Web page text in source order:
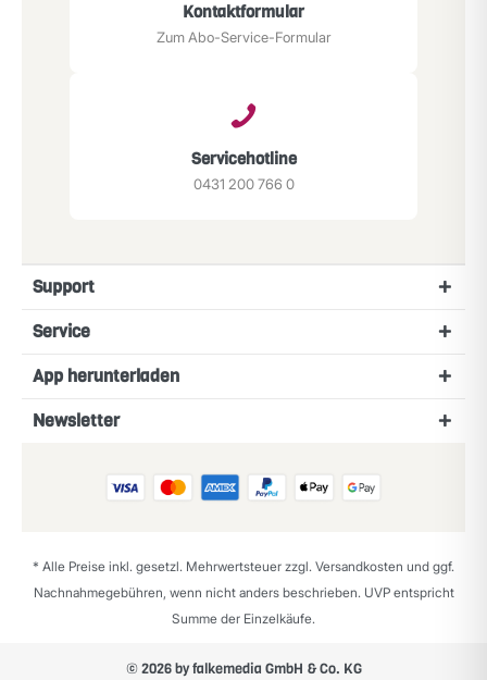
Kontaktformular
Zum Abo-Service-Formular
Servicehotline
0431 200 766 0
Support
Service
App herunterladen
Newsletter
* Alle Preise inkl. gesetzl. Mehrwertsteuer zzgl. Versandkosten und ggf.
Nachnahmegebühren, wenn nicht anders beschrieben. UVP entspricht
Summe der Einzelkäufe.
© 2026 by falkemedia GmbH & Co. KG